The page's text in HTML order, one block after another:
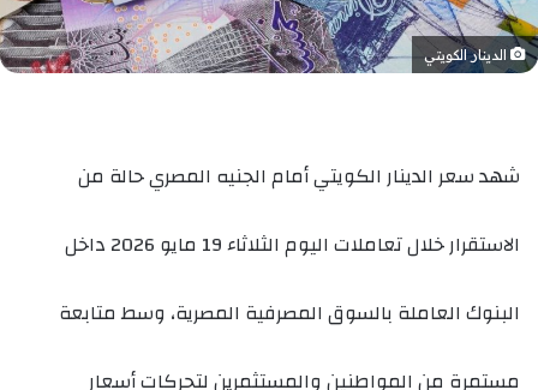
الدينار الكويتي
شهد سعر الدينار الكويتي أمام الجنيه المصري حالة من
الاستقرار خلال تعاملات اليوم الثلاثاء 19 مايو 2026 داخل
البنوك العاملة بالسوق المصرفية المصرية، وسط متابعة
مستمرة من المواطنين والمستثمرين لتحركات أسعار